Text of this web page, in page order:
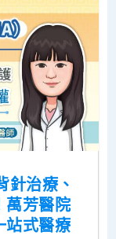
針治療、
萬芳醫院
站式醫療